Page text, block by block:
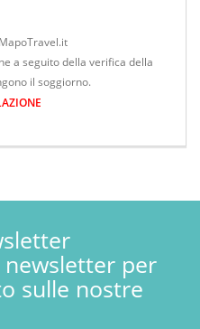
a seguito della verifica della
il soggiorno.
per
sulle nostre